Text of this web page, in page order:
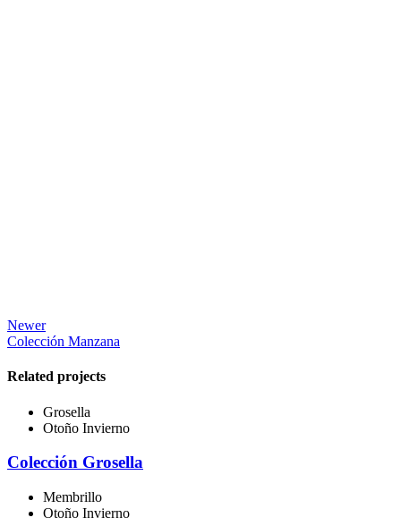
Newer
Colección Manzana
Related projects
Grosella
Otoño Invierno
Colección Grosella
Membrillo
Otoño Invierno